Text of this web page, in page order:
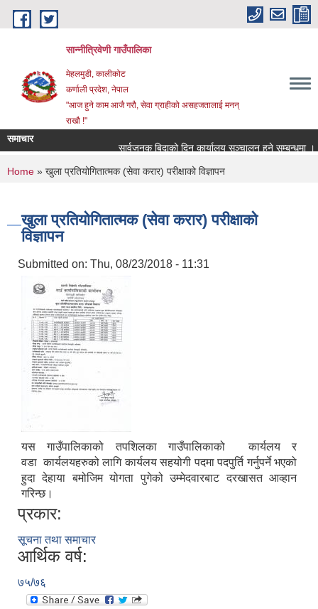
Skip to main content
सान्नीत्रिवेणी गाउँपालिका
मेहलमुडी, कालीकोट
कर्णाली प्रदेश, नेपाल
"आज हुने काम आजै गरौ, सेवा ग्राहीको असहजतालाई मनन्
राखौ !"
समाचार
सार्वजनुक बिदाको दिन कार्यालय सञ्चालन हुने सम्बन्धमा ।
You are here
Home » खुला प्रतियोगितात्मक (सेवा करार) परीक्षाको विज्ञापन
खुला प्रतियोगितात्मक (सेवा करार) परीक्षाको
विज्ञापन
Submitted on: Thu, 08/23/2018 - 11:31
यस गाउँपालिकाको तपशिलका गाउँपालिकाको कार्यलय र
वडा कार्यलयहरुको लागि कार्यलय सहयोगी पदमा पदपुर्ति गर्नुपर्ने भएको
हुदा देहाया बमोजिम योगता पुगेको उम्मेदवारबाट दरखासत आव्हान
गरिन्छ।
प्रकार:
सूचना तथा समाचार
आर्थिक वर्ष:
७५/७६